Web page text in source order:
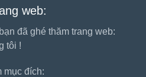
web:
đã ghé thăm trang web:
tôi !
mục đích: